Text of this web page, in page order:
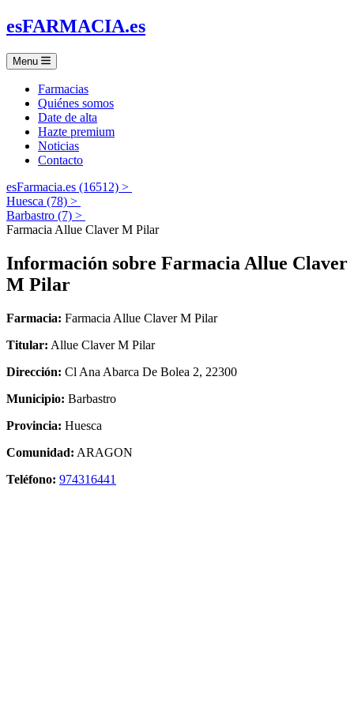
esFARMACIA.es
Menu
Farmacias
Quiénes somos
Date de alta
Hazte premium
Noticias
Contacto
esFarmacia.es (16512) >
Huesca (78) >
Barbastro (7) >
Farmacia Allue Claver M Pilar
Información sobre Farmacia Allue Claver
M Pilar
Farmacia: Farmacia Allue Claver M Pilar
Titular: Allue Claver M Pilar
Dirección: Cl Ana Abarca De Bolea 2, 22300
Municipio: Barbastro
Provincia: Huesca
Comunidad: ARAGON
Teléfono: 974316441